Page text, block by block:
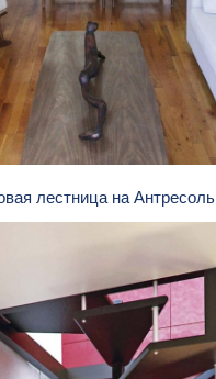
лестница на Антресоль